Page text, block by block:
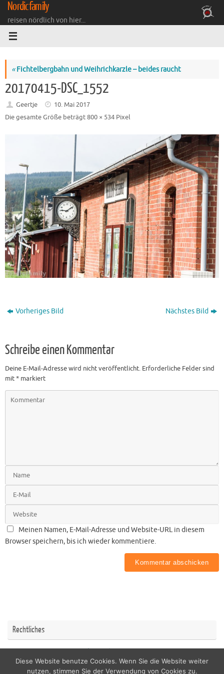
Zum
Inhalt
springen
Nordicfamily
reisen nördlich von hier...
«Fichtelbergbahn und Weihrichkarzle – beides raucht
20170415-DSC_1552
Geertje
10. Mai 2017
Die gesamte Größe beträgt800 × 534 Pixel
Vorheriges Bild Nächstes Bild
Schreibe einen Kommentar
Deine E-Mail-Adresse wird nicht veröffentlicht. Erforderliche Felder sind
mit* markiert
Meinen Namen, E-Mail-Adresse und Website-URL in diesem
Browser speichern, bis ich wieder kommentiere.
Rechtliches
Impressum Datenschutzerklärung
Diese Website benutze Cookies. Wenn Sie die Website weiter
nutzen, stimmen Sie der Verwendung von Cookies zu.